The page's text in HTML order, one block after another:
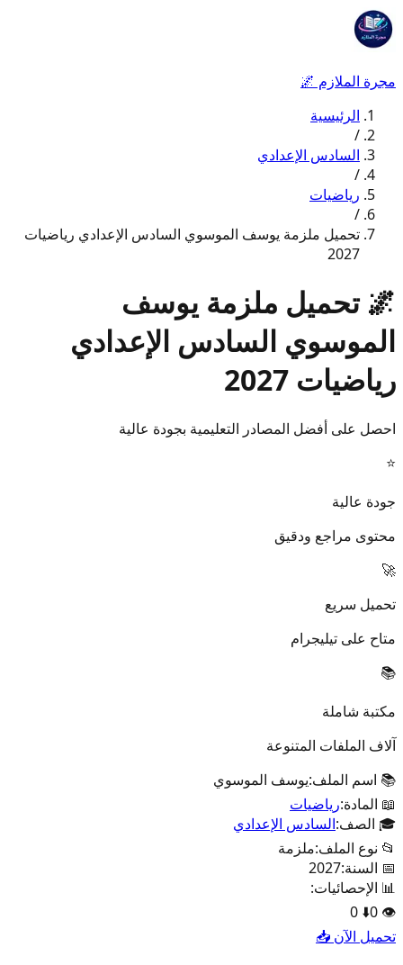
مجرة الملازم 🌌
الرئيسية
/
السادس الإعدادي
/
رياضيات
/
تحميل ملزمة يوسف الموسوي السادس الإعدادي رياضيات
2027
🌌 تحميل ملزمة يوسف
الموسوي السادس الإعدادي
رياضيات 2027
احصل على أفضل المصادر التعليمية بجودة عالية
⭐
جودة عالية
محتوى مراجع ودقيق
🚀
تحميل سريع
متاح على تيليجرام
📚
مكتبة شاملة
آلاف الملفات المتنوعة
📚 اسم الملف:يوسف الموسوي
📖 المادة:رياضيات
🎓 الصف:السادس الإعدادي
📂 نوع الملف:ملزمة
📅 السنة:2027
📊 الإحصائيات:
👁️
0
⬇️
0
تحميل الآن 📥